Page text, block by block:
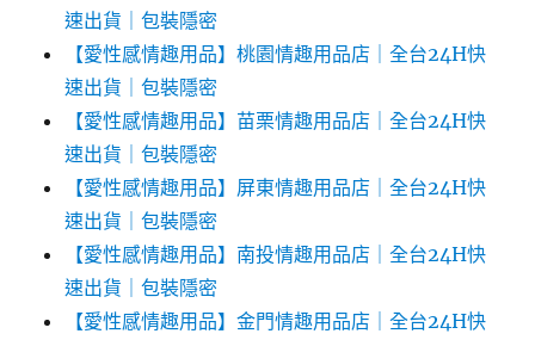
速出貨｜包裝隱密
【愛性感情趣用品】桃園情趣用品店｜全台24H快
速出貨｜包裝隱密
【愛性感情趣用品】苗栗情趣用品店｜全台24H快
速出貨｜包裝隱密
【愛性感情趣用品】屏東情趣用品店｜全台24H快
速出貨｜包裝隱密
【愛性感情趣用品】南投情趣用品店｜全台24H快
速出貨｜包裝隱密
【愛性感情趣用品】金門情趣用品店｜全台24H快